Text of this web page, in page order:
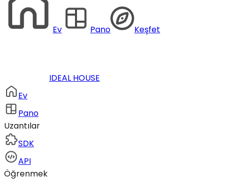
Ev Pano Keşfet
IDEAL HOUSE
Ev
Pano
Uzantılar
SDK
API
Öğrenmek